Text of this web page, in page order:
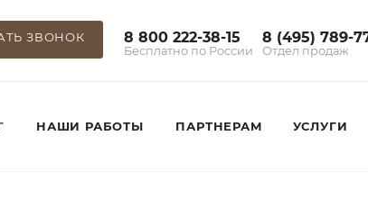
ЗВОНОК 8 800 222-38-15
Бесплатно по России
8 (495) 789-
Отдел продаж
НАШИ РАБОТЫ ПАРТНЕРАМ УСЛУГИ